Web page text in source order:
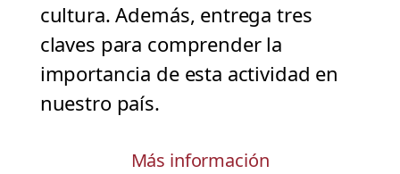
cultura. Además, entrega tres
claves para comprender la
importancia de esta actividad en
nuestro país.
Más información